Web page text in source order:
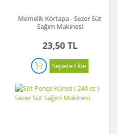
Memelik Körtapa - Sezer Süt
Sağım Makinesi
23,50 TL
Sepete Ekle